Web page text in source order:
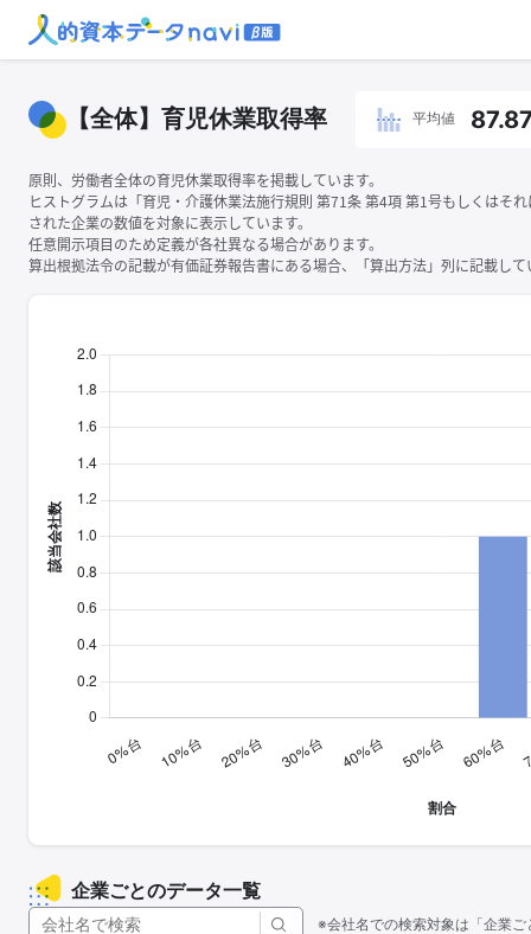
【全体】育児休業取得率 平均値
原則、労働者全体の育児休業取得率を掲載しています。
ヒストグラムは「育児・介護休業法施行規則 第71条 第4項 第1号もしくはそ
された企業の数値を対象に表示しています。
任意開示項目のため定義が各社異なる場合があります。
算出根拠法令の記載が有価証券報告書にある場合、「算出方法」列に記載し
企業ごとのデータ一覧
※会社名での検索対象は「企業